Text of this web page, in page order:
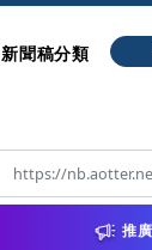
新聞稿分類
推